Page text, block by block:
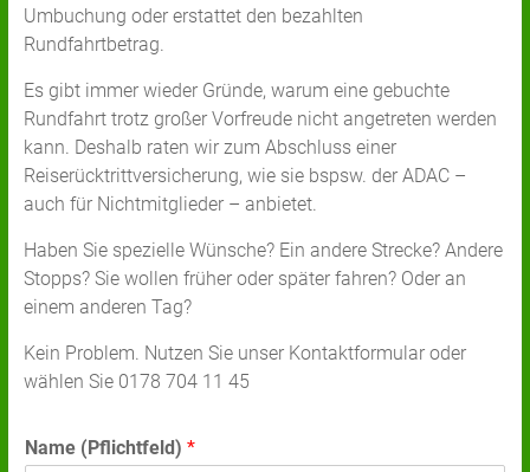
Umbuchung oder erstattet den bezahlten
Rundfahrtbetrag.
Es gibt immer wieder Gründe, warum eine gebuchte
Rundfahrt trotz großer Vorfreude nicht angetreten werden
kann. Deshalb raten wir zum Abschluss einer
Reiserücktrittversicherung, wie sie bspsw. der ADAC –
auch für Nichtmitglieder – anbietet.
Haben Sie spezielle Wünsche? Ein andere Strecke? Andere
Stopps? Sie wollen früher oder später fahren? Oder an
einem anderen Tag?
Kein Problem. Nutzen Sie unser Kontaktformular oder
wählen Sie 0178 704 11 45
Name (Pflichtfeld) *